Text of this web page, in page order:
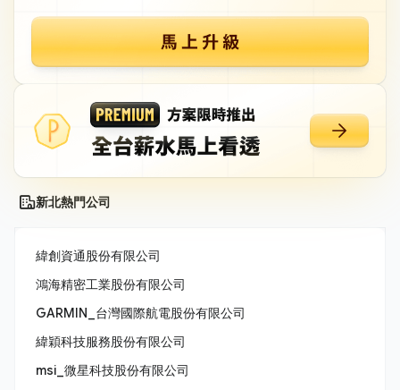
新北熱門公司
緯創資通股份有限公司
鴻海精密工業股份有限公司
GARMIN_台灣國際航電股份有限公司
緯穎科技服務股份有限公司
msi_微星科技股份有限公司